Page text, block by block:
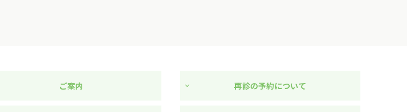
ご案内 再診の予約について